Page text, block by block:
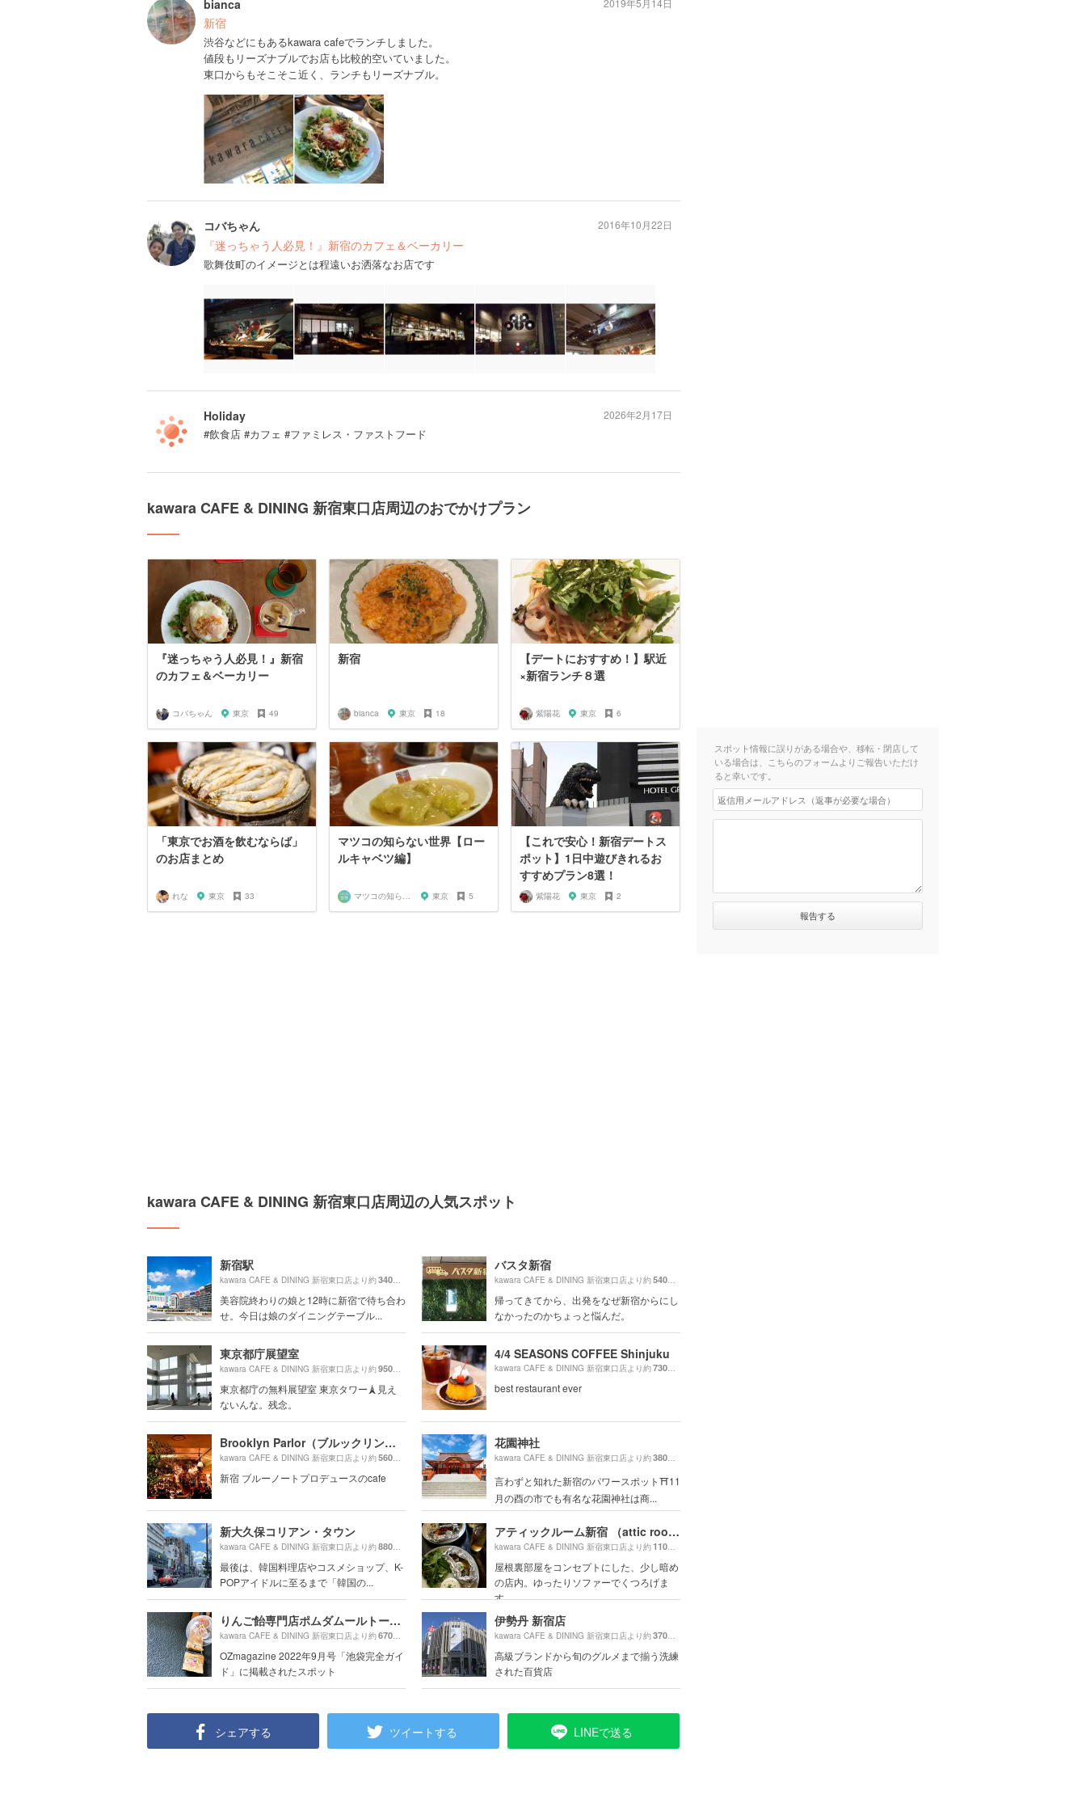
bianca
新宿
渋谷などにもあるkawara cafeでランチしました。
値段もリーズナブルでお店も比較的空いていました。
東口からもそこそこ近く、ランチもリーズナブル。
2019年5月14日
コバちゃん
『迷っちゃう人必見！』新宿のカフェ＆ベーカリー
歌舞伎町のイメージとは程遠いお洒落なお店です
2016年10月22日
Holiday
#飲食店 #カフェ #ファミレス・ファストフード
2026年2月17日
kawara CAFE & DINING 新宿東口店周辺のおでかけプラン
『迷っちゃう人必見！』新宿
のカフェ＆ベーカリー
コバちゃん 東京 49
新宿
bianca 東京 18
【デートにおすすめ！】駅近
×新宿ランチ８選
紫陽花 東京 6
「東京でお酒を飲むならば」
のお店まとめ
れな 東京 33
マツコの知らない世界【ロー
ルキャベツ編】
マツコの知らない世界マニア 東京 5
【これで安心！新宿デートス
ポット】1日中遊びきれるお
すすめプラン8選！
紫陽花 東京 2
kawara CAFE & DINING 新宿東口店周辺の人気スポット
新宿駅
kawara CAFE & DINING 新宿東口店より約340m （徒歩6分）
美容院終わりの娘と12時に新宿で待ち合わ
せ。今日は娘のダイニングテーブル...
バスタ新宿
kawara CAFE & DINING 新宿東口店より約540m
帰ってきてから、出発をなぜ新宿からにし
なかったのかちょっと悩んだ。
東京都庁展望室
kawara CAFE & DINING 新宿東口店より約950m （徒歩16分）
東京都庁の無料展望室 東京タワー🗼見え
ないんな。残念。
4/4 SEASONS COFFEE Shinjuku
kawara CAFE & DINING 新宿東口店より約730m
best restaurant ever
Brooklyn Parlor（ブルックリンパーラー）
kawara CAFE & DINING 新宿東口店より約560m （徒歩10分）
新宿 ブルーノートプロデュースのcafe
花園神社
kawara CAFE & DINING 新宿東口店より約380m
言わずと知れた新宿のパワースポット⛩11
月の酉の市でも有名な花園神社は商...
新大久保コリアン・タウン
kawara CAFE & DINING 新宿東口店より約880m （徒歩15分）
最後は、韓国料理店やコスメショップ、K-
POPアイドルに至るまで「韓国の...
アティックルーム新宿 （attic room SHINJUKU）
kawara CAFE & DINING 新宿東口店より約110m
屋根裏部屋をコンセプトにした、少し暗め
の店内。ゆったりソファーでくつろげま
す。
りんご飴専門店ポムダムールトーキョー
kawara CAFE & DINING 新宿東口店より約670m （徒歩12分）
OZmagazine 2022年9月号「池袋完全ガイ
ド」に掲載されたスポット
伊勢丹 新宿店
kawara CAFE & DINING 新宿東口店より約370m
高級ブランドから旬のグルメまで揃う洗練
された百貨店
シェアする ツイートする LINEで送る
スポット情報に誤りがある場合や、移転・閉店して
いる場合は、こちらのフォームよりご報告いただけ
ると幸いです。